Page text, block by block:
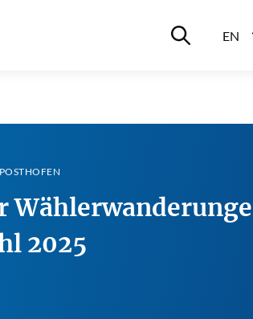
Suche ein-/EN
2025